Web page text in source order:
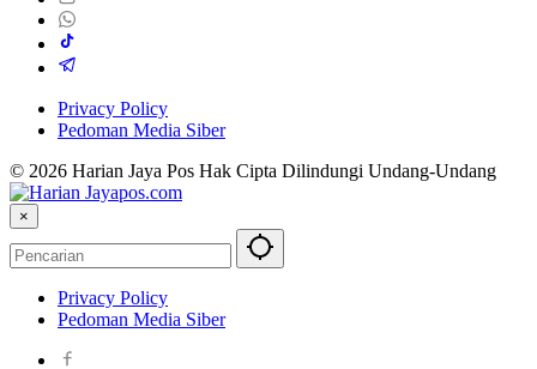
Privacy Policy
Pedoman Media Siber
© 2026 Harian Jaya Pos Hak Cipta Dilindungi Undang-Undang
×
Privacy Policy
Pedoman Media Siber